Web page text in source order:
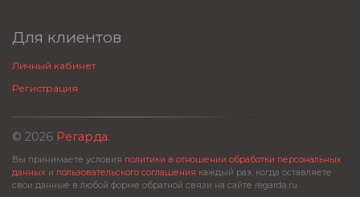
Для клиентов
Личный кабинет
Регистрация
© 2026 Регарда.
Вы принимаете условия политики в отношении обработки персональных
данных и пользовательского соглашения каждый раз, когда оставляете
свои данные в любой форме обратной связи на сайте regarda.ru.